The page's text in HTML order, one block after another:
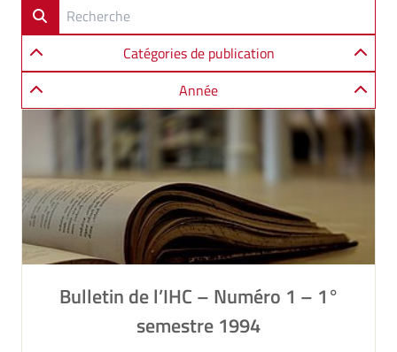
Catégories de publication
Année
Bulletin de l’IHC – Numéro 1 – 1°
semestre 1994